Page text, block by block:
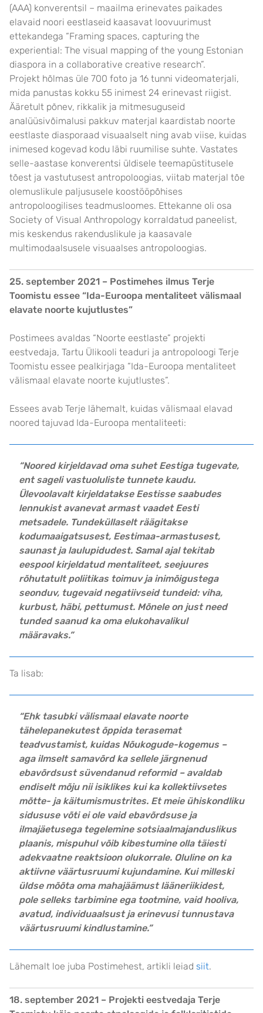
(AAA) konverentsil – maailma erinevates paikades
elavaid noori eestlaseid kaasavat loovuurimust
ettekandega “Framing spaces, capturing the
experiential: The visual mapping of the young Estonian
diaspora in a collaborative creative research”.
Projekt hõlmas üle 700 foto ja 16 tunni videomaterjali,
mida panustas kokku 55 inimest 24 erinevast riigist.
Ääretult põnev, rikkalik ja mitmesuguseid
analüüsivõimalusi pakkuv materjal kaardistab noorte
eestlaste diasporaad visuaalselt ning avab viise, kuidas
inimesed kogevad kodu läbi ruumilise suhte. Vastates
selle-aastase konverentsi üldisele teemapüstitusele
tõest ja vastutusest antropoloogias, viitab materjal tõe
olemuslikule paljususele koostööpõhises
antropoloogilises teadmusloomes. Ettekanne oli osa
Society of Visual Anthropology korraldatud paneelist,
mis keskendus rakenduslikule ja kaasavale
multimodaalsusele visuaalses antropoloogias.
25. september 2021 – Postimehes ilmus Terje
Toomistu essee “Ida-Euroopa mentaliteet välismaal
elavate noorte kujutlustes”
Postimees avaldas “Noorte eestlaste” projekti
eestvedaja, Tartu Ülikooli teaduri ja antropoloogi Terje
Toomistu essee pealkirjaga “Ida-Euroopa mentaliteet
välismaal elavate noorte kujutlustes”.
Essees avab Terje lähemalt, kuidas välismaal elavad
noored tajuvad Ida-Euroopa mentaliteeti:
“Noored kirjeldavad oma suhet Eestiga tugevate,
ent sageli vastuoluliste tunnete kaudu.
Ülevoolavalt kirjeldatakse Eestisse saabudes
lennukist avanevat armast vaadet Eesti
metsadele. Tundeküllaselt räägitakse
kodumaaigatsusest, Eestimaa-armastusest,
saunast ja laulupidudest. Samal ajal tekitab
eespool kirjeldatud mentaliteet, seejuures
rõhutatult poliitikas toimuv ja inimõigustega
seonduv, tugevaid negatiivseid tundeid: viha,
kurbust, häbi, pettumust. Mõnele on just need
tunded saanud ka oma elukohavalikul
määravaks.”
Ta lisab:
“Ehk tasubki välismaal elavate noorte
tähelepanekutest õppida terasemat
teadvustamist, kuidas Nõukogude-kogemus –
aga ilmselt samavõrd ka sellele järgnenud
ebavõrdsust süvendanud reformid – avaldab
endiselt mõju nii isiklikes kui ka kollektiivsetes
mõtte- ja käitumismustrites. Et meie ühiskondliku
sidususe võti ei ole vaid ebavõrdsuse ja
ilmajäetusega tegelemine sotsiaalmajanduslikus
plaanis, mispuhul võib kibestumine olla täiesti
adekvaatne reaktsioon olukorrale. Oluline on ka
aktiivne väärtusruumi kujundamine. Kui milleski
üldse mõõta oma mahajäämust lääneriikidest,
pole selleks tarbimine ega tootmine, vaid hooliva,
avatud, individuaalsust ja erinevusi tunnustava
väärtusruumi kindlustamine.”
Lähemalt loe juba Postimehest, artikli leiad siit.
18. september 2021 – Projekti eestvedaja Terje